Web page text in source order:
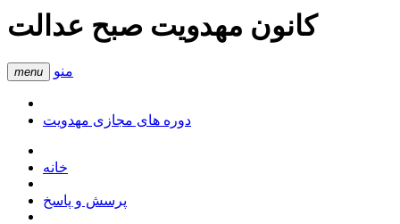
کانون مهدویت صبح عدالت
menu منو
دوره های مجازی مهدویت
خانه
پرسش و پاسخ